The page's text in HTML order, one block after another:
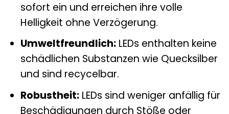
sofort ein und erreichen ihre volle
Helligkeit ohne Verzögerung.
Umweltfreundlich:LEDs enthalten keine
schädlichen Substanzen wie Quecksilber
und sind recycelbar.
Robustheit:LEDs sind weniger anfällig für
Beschädigungen durch Stöße oder